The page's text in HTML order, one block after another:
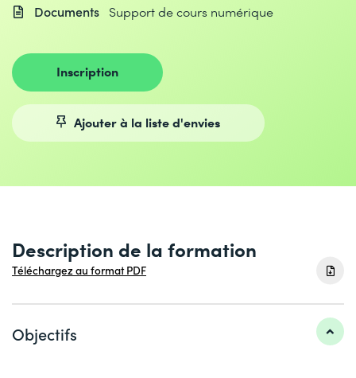
Documents
Support de cours numérique
Inscription
Ajouter à la liste d'envies
Description de la formation
Téléchargez au format PDF
Objectifs